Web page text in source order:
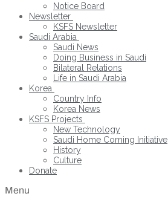
Notice Board
Newsletter
KSFS Newsletter
Saudi Arabia
Saudi News
Doing Business in Saudi
Bilateral Relations
Life in Saudi Arabia
Korea
Country Info
Korea News
KSFS Projects
New Technology
Saudi Home Coming Initiative
History
Culture
Donate
Menu